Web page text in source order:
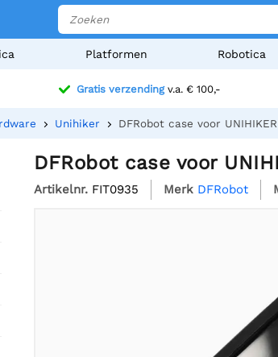
Platformen Robotica
Gratis verzendingv.a. € 100,-
Unihiker DFRobot case voor
DFRobot case voor
Artikelnr. FIT0935 Merk DFRobot